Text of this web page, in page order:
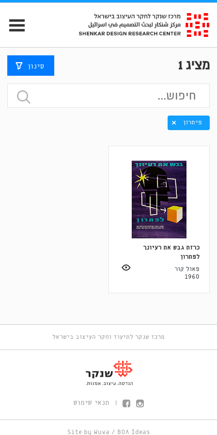
מציג1 סינון
פיתרון
כרזת גבש את רעיונך
לפתרון
פאול קור
1960
מרכז שנקר לתיעוד וחקר העיצוב בישראל
תנאי שימוש
Site by Wuwa / BOA Ideas